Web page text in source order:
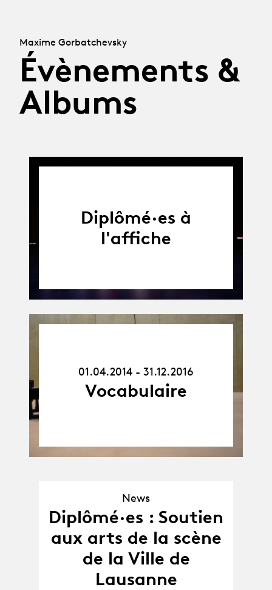
Maxime Gorbatchevsky
Évènements &
Albums
Diplômé·es à
l'affiche
31.12.16
01.04.2014 - 31.12.2016
Vocabulaire
News
News
Diplômé·es : Soutien
aux arts de la scène
de la Ville de
Lausanne